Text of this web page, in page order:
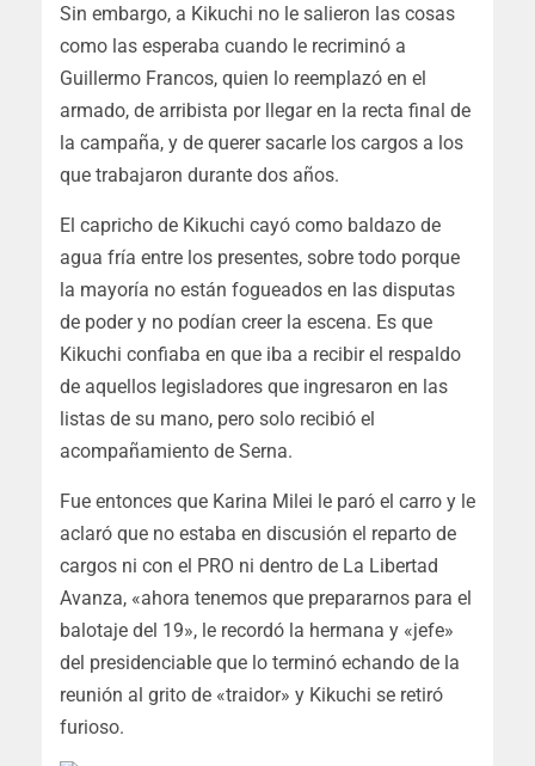
Sin embargo, a Kikuchi no le salieron las cosas
como las esperaba cuando le recriminó a
Guillermo Francos, quien lo reemplazó en el
armado, de arribista por llegar en la recta final de
la campaña, y de querer sacarle los cargos a los
que trabajaron durante dos años.
El capricho de Kikuchi cayó como baldazo de
agua fría entre los presentes, sobre todo porque
la mayoría no están fogueados en las disputas
de poder y no podían creer la escena. Es que
Kikuchi confiaba en que iba a recibir el respaldo
de aquellos legisladores que ingresaron en las
listas de su mano, pero solo recibió el
acompañamiento de Serna.
Fue entonces que Karina Milei le paró el carro y le
aclaró que no estaba en discusión el reparto de
cargos ni con el PRO ni dentro de La Libertad
Avanza, «ahora tenemos que prepararnos para el
balotaje del 19», le recordó la hermana y «jefe»
del presidenciable que lo terminó echando de la
reunión al grito de «traidor» y Kikuchi se retiró
furioso.